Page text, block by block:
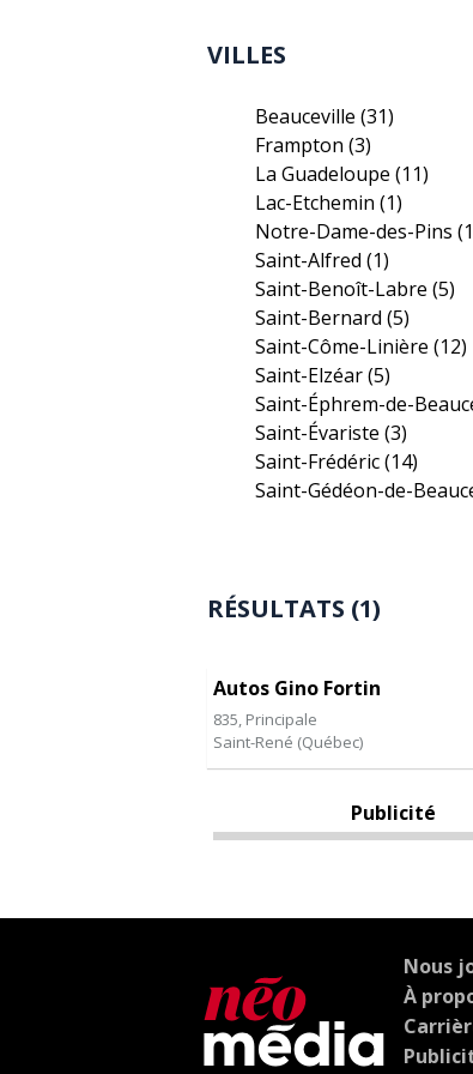
VILLES
Beauceville (31)
Frampton (3)
La Guadeloupe (11)
Lac-Etchemin (1)
Notre-Dame-des-Pins
Saint-Alfred (1)
Saint-Benoît-Labre (5)
Saint-Bernard (5)
Saint-Côme-Linière (12)
Saint-Elzéar(5)
Saint-Éphrem-de-
Saint-Évariste (3)
Saint-Frédéric(14)
Saint-Gédéon-de-
RÉSULTATS (1)
Autos Gino Fortin
835, Principale
Saint-René (Québec)
Publicité
Nous
À